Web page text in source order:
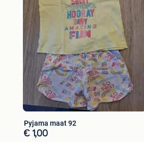
Pyjama maat 92
€ 1,00